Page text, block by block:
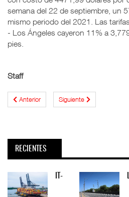
semana del 22 de septiembre, un
mismo periodo del 2021. Las
- Los Ángeles cayeron 11% a
pies.
Staff
Anterior Siguiente
RECIENTES
IT-